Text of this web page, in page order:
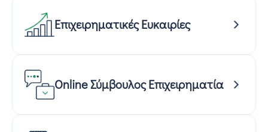
Επιχειρηματικές Ευκαιρίες
Online Σύμβουλος Επιχειρηματία